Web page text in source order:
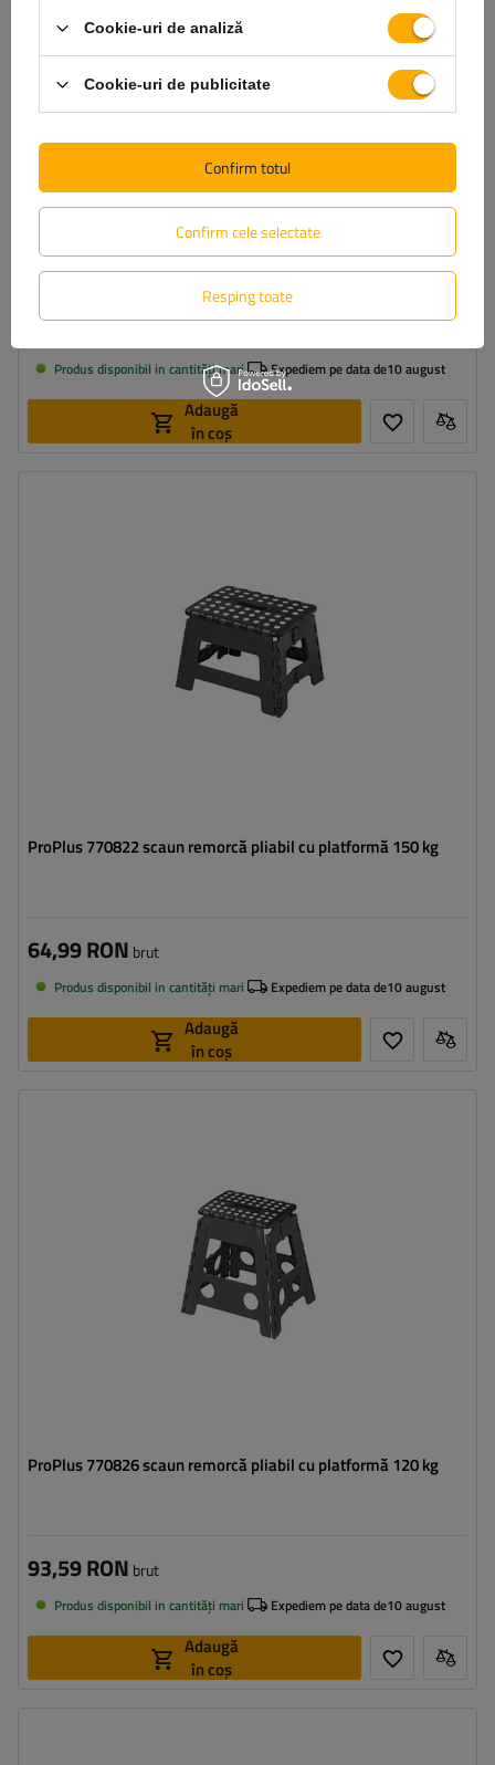
Seif cu cheie și lacăt cu combinație ProPlus 540254, dulap cu
cod pentru exterior
Cel mai mic preț al produsului în cele 30 de zile înainte de reducere:
Produs disponibil in cantități mari
Expediem pe data de10 august
Adaugă
în coș
ProPlus 770822 scaun remorcă pliabil cu platformă 150 kg
64,99 RON brut
Produs disponibil in cantități mari Expediem pe data de10 august
Adaugă
în coș
ProPlus 770826 scaun remorcă pliabil cu platformă 120 kg
93,59 RON brut
Produs disponibil in cantități mari Expediem pe data de10 august
Adaugă
în coș
Cookie-uri de analiză
Cookie-uri de publicitate
Confirm cele selectate
Resping toate
Confirm totul